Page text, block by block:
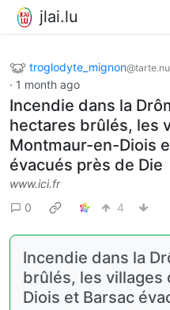
jlai.lu
troglodyte_mignon
· 1 month ago
Incendie dans la
hectares brûlés, les
Montmaur-en-Diois
évacués près de Die
www.ici.fr
0
4
Incendie dans la
brûlés, les
Diois et Barsac